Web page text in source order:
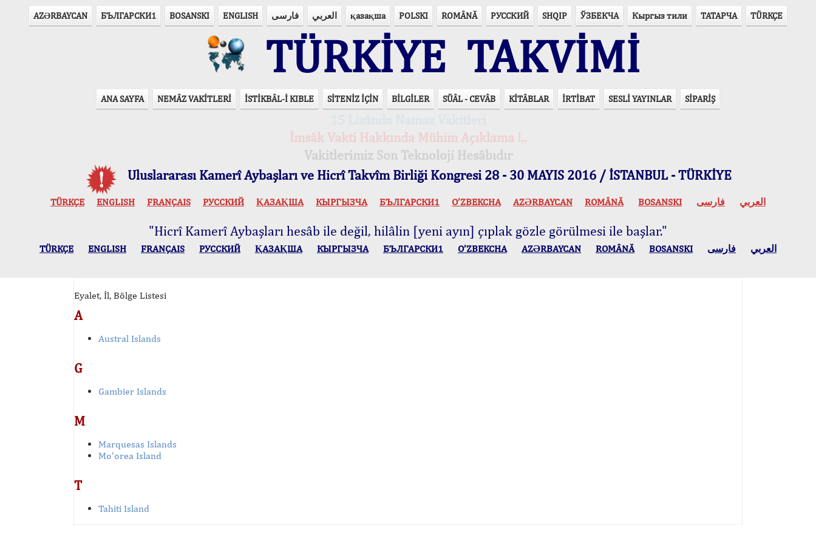
AZӘRBAYCAN БЪЛГАРСКИ1 BOSANSKI ENGLISH فارسی العربي қазақша POLSKI ROMÂNĂ РУССКИЙ SHQIP ЎЗБЕКЧА Кыргыз тили ТАТАРЧА TÜRKÇE
TÜRKİYE TAKVİMİ
ANA SAYFA NEMÂZ VAKİTLERİ İSTİKBÂL-İ KIBLE SİTENİZ İÇİN BİLGİLER SÜÂL - CEVÂB KİTÂBLAR İRTİBAT SESLİ YAYINLAR SİPARİŞ
İmsâk Vakti Hakkında Mühim Açıklama !..
Vakitlerimiz Son Teknoloji Hesâbıdır
Uluslararası Kamerî Aybaşları ve Hicrî Takvîm Birliği Kongresi 28 - 30 MAYIS 2016 / İSTANBUL - TÜRKİYE
TÜRKÇE ENGLISH FRANÇAIS РУССКИЙ ҚАЗАҚША КЫPГЫЗЧA БЪЛГАРСКИ1 O’ZBEKCHA AZӘRBAYCAN ROMÂNĂ BOSANSKI العربي فارسی
"Hicrî Kamerî Aybaşları hesâb ile değil, hilâlin [yeni ayın] çıplak gözle görülmesi ile başlar."
TÜRKÇE ENGLISH FRANÇAIS РУССКИЙ ҚАЗАҚША КЫPГЫЗЧA БЪЛГАРСКИ1 O’ZBEKCHA AZӘRBAYCAN ROMÂNĂ BOSANSKI العربي فارسی
Eyalet, İl, Bölge Listesi
A
Austral Islands
G
Gambier Islands
M
Marquesas Islands
Mo'orea Island
T
Tahiti Island